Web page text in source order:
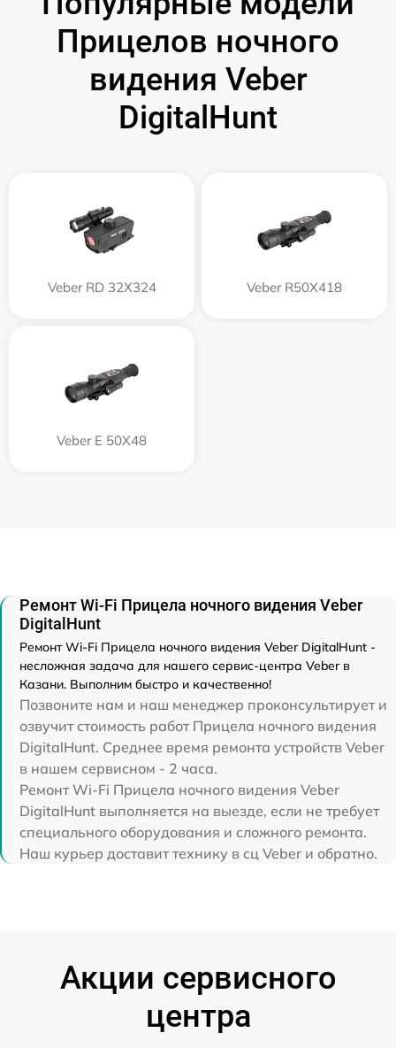
Прицелов ночного
видения Veber
DigitalHunt
Veber RD 32X324 Veber R50X418
Veber E 50X48
Ремонт Wi-Fi Прицела ночного видения Veber
DigitalHunt
Ремонт Wi-Fi Прицела ночного видения Veber DigitalHunt -
несложная задача для нашего сервис-центра Veber в
Казани. Выполним быстро и качественно!
Позвоните нам и наш менеджер проконсультирует и
озвучит стоимость работ Прицела ночного видения
DigitalHunt. Среднее время ремонта устройств Veber
в нашем сервисном - 2 часа.
Ремонт Wi-Fi Прицела ночного видения Veber
DigitalHunt выполняется на выезде, если не требует
специального оборудования и сложного ремонта.
Наш курьер доставит технику в сц Veber и обратно.
Акции сервисного
центра